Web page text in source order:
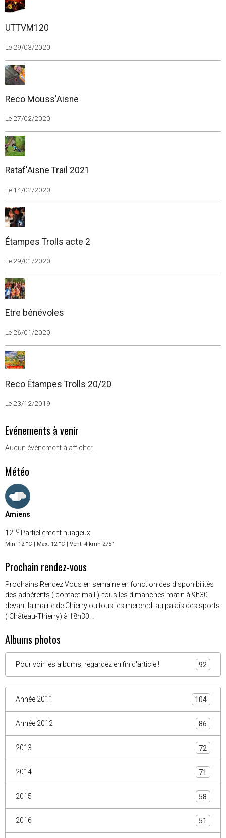
UTTVM120
Le 29/03/2020
Reco Mouss'Aisne
Le 27/02/2020
Rataf'Aisne Trail 2021
Le 14/02/2020
Étampes Trolls acte 2
Le 29/01/2020
Etre bénévoles
Le 26/01/2020
Reco Étampes Trolls 20/20
Le 23/12/2019
Evénements à venir
Aucun évènement à afficher.
Météo
Amiens
12 °C Partiellement nuageux
Min: 12 °C | Max: 12 °C | Vent: 4 kmh 275°
Prochain rendez-vous
Prochains Rendez Vous en semaine en fonction des disponibilités
des adhérents ( contact mail ), tous les dimanches matin à 9h30
devant la mairie de Chierry ou tous les mercredi au palais des sports
( Château-Thierry) à 18h30. .
Albums photos
Pour voir les albums, regardez en fin d'article ! 92
Année 2011 104
Année 2012 86
2013 72
2014 71
2015 58
2016 51